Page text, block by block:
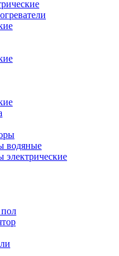
водяные
электрические